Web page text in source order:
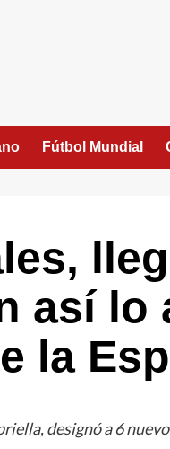
Fútbol Mundial
así lo
la
designó a 6